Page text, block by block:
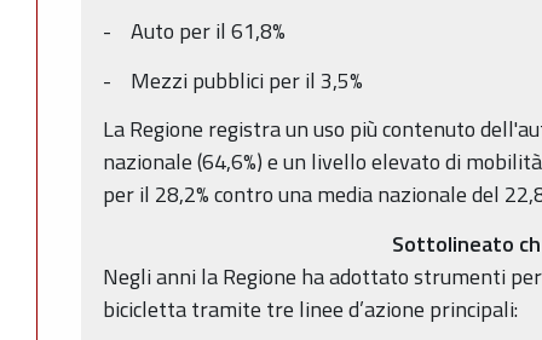
- Auto per il 61,8%
- Mezzi pubblici per il 3,5%
La Regione registra un uso più contenuto
nazionale (64,6%) e un livello elevato di
per il 28,2% contro una media nazionale del
Sottolineato
Negli anni la Regione ha adottato strumenti
bicicletta tramite tre linee d’azione principali: